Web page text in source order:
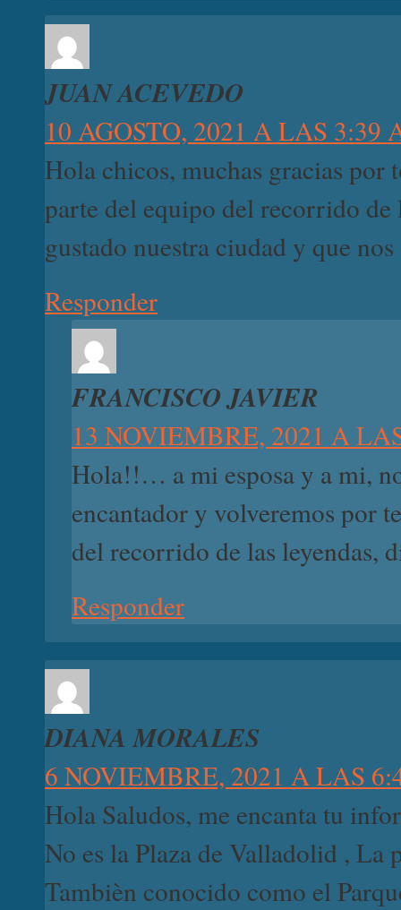
JUAN ACEVEDO
10 AGOSTO, 2021 A LAS 3:39
Hola chicos, muchas gracias por
parte del equipo del recorrido de
gustado nuestra ciudad y que
Responder
FRANCISCO JAVIER
13 NOVIEMBRE, 2021 A
Hola!!… a mi esposa y a mi,
encantador y volveremos por
del recorrido de las leyendas,
Responder
DIANA MORALES
6 NOVIEMBRE, 2021 A LAS
Hola Saludos, me encanta tu
No es la Plaza de Valladolid , La
Tambièn conocido como el